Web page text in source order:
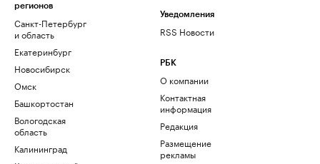
регионов
Санкт-Петербург
и область
Екатеринбург
Новосибирск
Омск
Башкортостан
Вологодская
область
Калининград
Уведомления
RSS Новости
РБК
О компании
Контактная
информация
Редакция
Размещение
рекламы